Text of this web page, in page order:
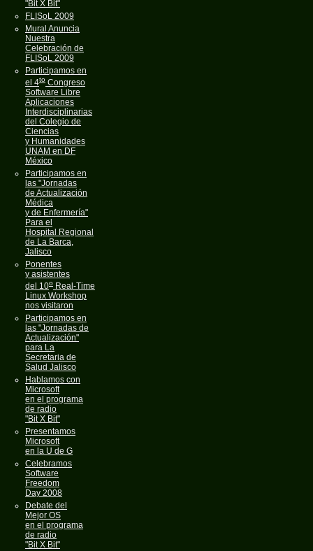
"Bit X Bit"
FLISoL 2009
Mural Anuncia
Nuestra
Celebración de
FLISoL 2009
Participamos en
el 4to Congreso
Software Libre
Aplicaciones
Interdisciplinarias
del Colegio de
Ciencias
y Humanidades
UNAM en DF
México
Participamos en
las "Jornadas
de Actualización
Médica
y de Enfermería"
Para el
Hospital Regional
de La Barca,
Jalisco
Ponentes
y asistentes
del 10o Real-Time
Linux Workshop
nos visitaron
Participamos en
las "Jornadas de
Actualización"
para La
Secretaria de
Salud Jalisco
Hablamos con
Microsoft
en el programa
de radio
"Bit X Bit"
Presentamos
Microsoft
en la U de G
Celebramos
Software
Freedom
Day 2008
Debate del
Mejor OS
en el programa
de radio
"Bit X Bit"